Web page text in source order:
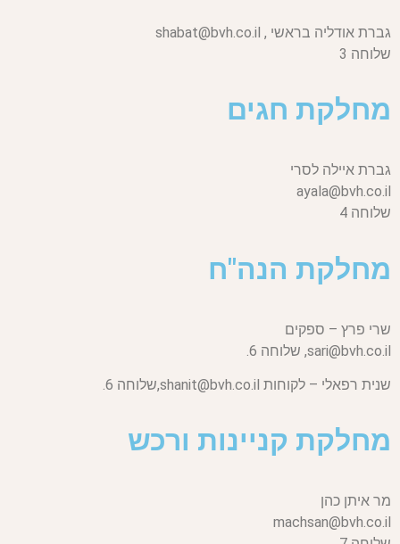
גברת אודליה בראשי , shabat@bvh.co.il
שלוחה 3
מחלקת חגים
גברת איילה לסרי
ayala@bvh.co.il
שלוחה 4
מחלקת הנה"ח
שרי פרץ – ספקים
sari@bvh.co.il, שלוחה 6.
שנית רפאלי – לקוחות shanit@bvh.co.il, שלוחה 6.
מחלקת קניינות ורכש
מר איתן כהן
machsan@bvh.co.il